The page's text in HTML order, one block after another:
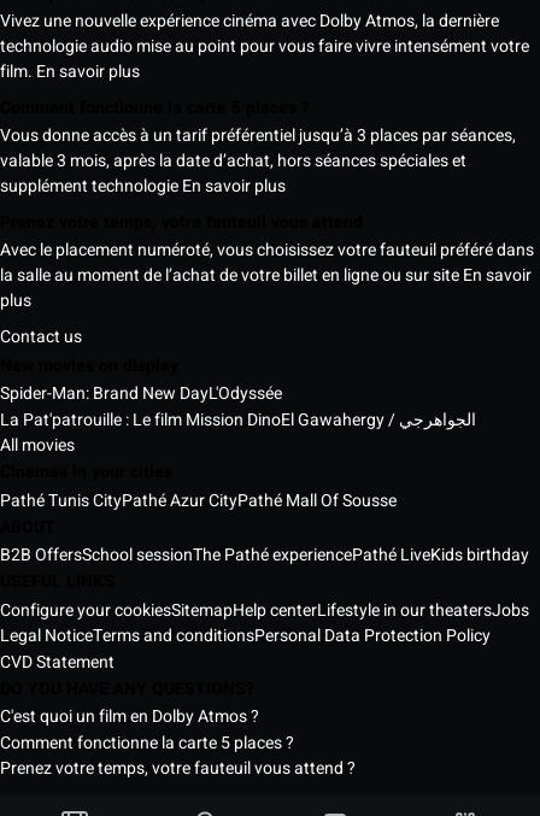
Vivez une nouvelle expérience cinéma avec Dolby Atmos, la dernière
technologie audio mise au point pour vous faire vivre intensément votre
film. En savoir plus
Vous donne accès à un tarif préférentiel jusqu’à 3 places par séances,
valable 3 mois, après la date d’achat, hors séances spéciales et
supplément technologieEn savoir plus
Avec le placement numéroté, vous choisissez votre fauteuil préféré dans
la salle au moment de l’achat de votre billet en ligne ou sur siteEn savoir
plus
Contact us
Spider-Man: Brand New DayL'Odyssée
La Pat'patrouille : Le film Mission Dino
El Gawahergy / الجواهرجي
All movies
Pathé Tunis CityPathé Azur CityPathé Mall Of Sousse
B2B OffersSchool sessionThe Pathé experiencePathé LiveKids birthday
Configure your cookiesSitemapHelp centerLifestyle in our theatersJobs
Legal NoticeTerms and conditionsPersonal Data Protection Policy
CVD Statement
C'est quoi un film en Dolby Atmos ?
Comment fonctionne la carte 5 places ?
Prenez votre temps, votre fauteuil vous attend ?